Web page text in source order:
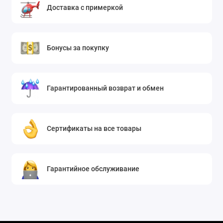
Доставка с примеркой
Бонусы за покупку
Гарантированный возврат и обмен
Сертификаты на все товары
Гарантийное обслуживание